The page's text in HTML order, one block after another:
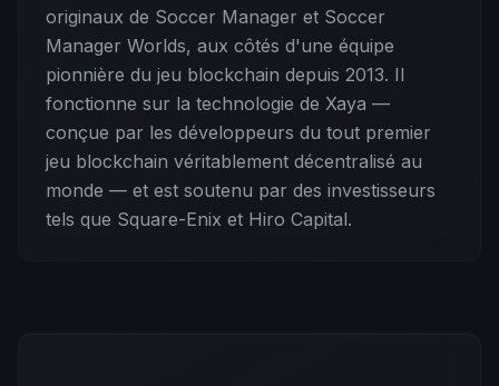
originaux de Soccer Manager et Soccer
Manager Worlds, aux côtés d'une équipe
pionnière du jeu blockchain depuis 2013. Il
fonctionne sur la technologie de Xaya —
conçue par les développeurs du tout premier
jeu blockchain véritablement décentralisé au
monde — et est soutenu par des investisseurs
tels que Square-Enix et Hiro Capital.